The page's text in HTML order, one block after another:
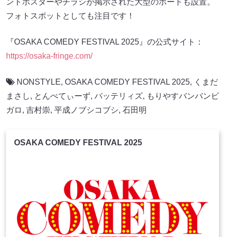
フォトスポットとしても注目です！
『OSAKA COMEDY FESTIVAL 2025』の公式サイト：
https://osaka-fringe.com/
NONSTYLE, OSAKA COMEDY FESTIVAL 2025, くまだ
まさし, とんぺてぃーず, バッテリィズ, もりやすバンバンビ
ガロ , 吉村崇, 平成ノブシコブシ, 石田明
OSAKA COMEDY FESTIVAL 2025